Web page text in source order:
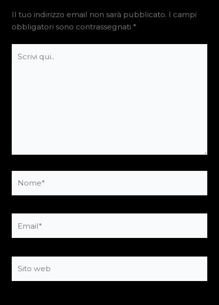
Il tuo indirizzo email non sarà pubblicato. I campi
obbligatori sono contrassegnati *
qui..
web